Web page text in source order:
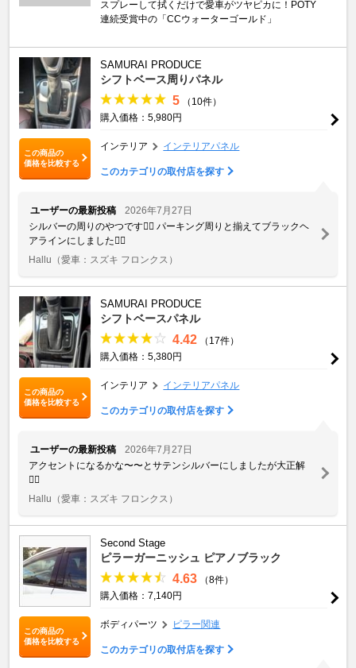
スプレーして拭くだけで愛車がツヤピカに！POTY
連続受賞中の「CCウォーターゴールド」
この商品の
価格を比較する
SAMURAI PRODUCE
シフトベース周りパネル
5
（10件）
購入価格：5,980円
インテリア インテリアパネル
このカテゴリの取付店を探す
ユーザーの最新投稿
2026年7月27日
シルバーの周りのやつです👌🏻 パーキング周りと揃えてブラックヘ
アラインにしました👌🏻
Hallu （愛車：スズキ フロンクス）
この商品の
価格を比較する
SAMURAI PRODUCE
シフトベースパネル
4.42
（17件）
購入価格：5,380円
インテリア インテリアパネル
このカテゴリの取付店を探す
ユーザーの最新投稿
2026年7月27日
アクセントになるかな〜〜とサテンシルバーにしましたが大正解
👌🏻
Hallu （愛車：スズキ フロンクス）
この商品の
価格を比較する
Second Stage
ピラーガーニッシュ ピアノブラック
4.63
（8件）
購入価格：7,140円
ボディパーツ ピラー関連
このカテゴリの取付店を探す